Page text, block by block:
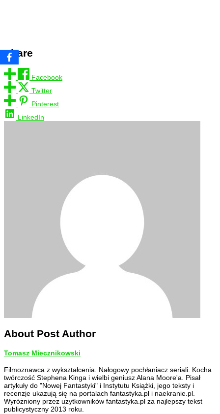
Share
Facebook
Twitter
Pinterest
LinkedIn
About Post Author
Tomasz Miecznikowski
Filmoznawca z wykształcenia. Nałogowy pochłaniacz seriali. Kocha
twórczość Stephena Kinga i wielbi geniusz Alana Moore'a. Pisał
artykuły do "Nowej Fantastyki" i Instytutu Książki, jego teksty i
recenzje ukazują się na portalach fantastyka.pl i naekranie.pl.
Wyróżniony przez użytkowników fantastyka.pl za najlepszy tekst
publicystyczny 2013 roku.